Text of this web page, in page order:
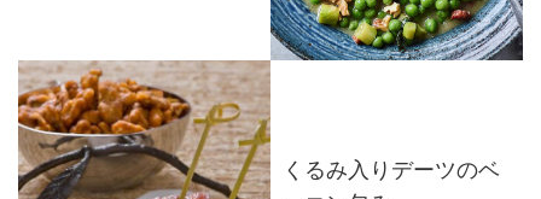
くるみ入りデーツのベ